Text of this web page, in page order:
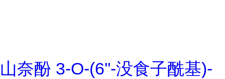
山奈酚 3-O-(6''-没食子酰基)-